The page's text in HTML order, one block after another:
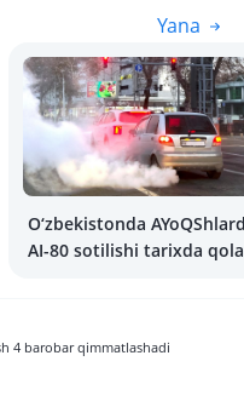
Yana
O‘zbekistonda
AI-80 sotilishi tarixda
4 barobar qimmatlashadi